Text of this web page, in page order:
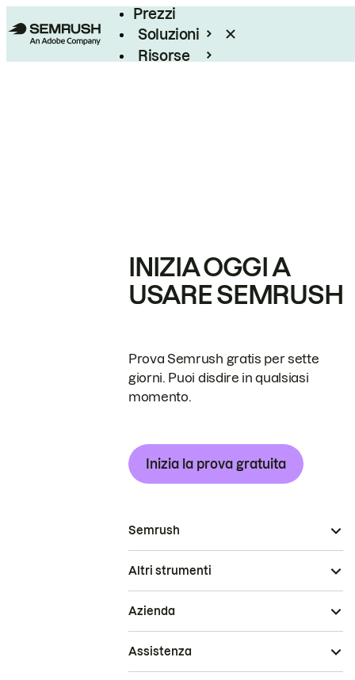
Prezzi
Soluzioni
Risorse
INIZIA OGGI A
USARE SEMRUSH
Prova Semrush gratis per sette
giorni. Puoi disdire in qualsiasi
momento.
Inizia la prova gratuita
Semrush
Altri strumenti
Azienda
Assistenza